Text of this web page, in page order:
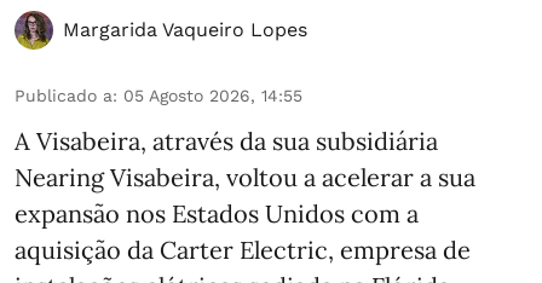
Margarida Vaqueiro Lopes
Publicado a: 05 Agosto 2026, 14:55
A Visabeira, através da sua subsidiária
Nearing Visabeira, voltou a acelerar a sua
expansão nos Estados Unidos com a
aquisição da Carter Electric, empresa de